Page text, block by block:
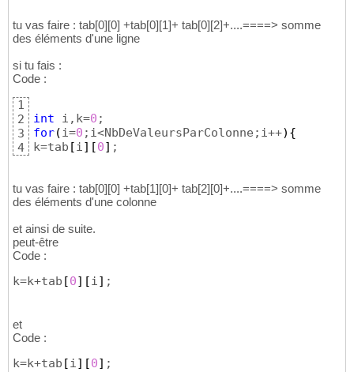
tu vas faire : tab[0][0] +tab[0][1]+ tab[0][2]+....====> somme
des éléments d'une ligne
si tu fais :
Code :
1
2
3
4
int i,k=0
for(i=0 ;i<NbDeValeursParColonne;i++) {
k=tab [i] [0] ;
tu vas faire : tab[0][0] +tab[1][0]+ tab[2][0]+....====> somme
des éléments d'une colonne
et ainsi de suite.
peut-être
Code :
k=k+tab [0] [i] ;
et
Code :
k=k+tab [i] [0] ;